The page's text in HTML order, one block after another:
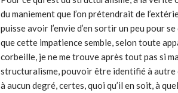
du maniement que l’on prétendrait de
puisse avoir l’envie d’en sortir un peu pour
que cette impatience semble, selon toute
corbeille, je ne me trouve après tout pas si
structuralisme, pouvoir être identifié à autre
à aucun degré, certes, quoi qu’il en soit, à